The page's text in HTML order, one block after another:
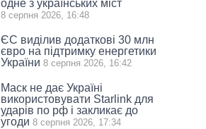
одне з українських міст
8 серпня 2026, 16:48
ЄС виділив додаткові 30 млн
євро на підтримку енергетики
України 8 серпня 2026, 16:42
Маск не дає Україні
використовувати Starlink для
ударів по рф і закликає до
угоди 8 серпня 2026, 17:34